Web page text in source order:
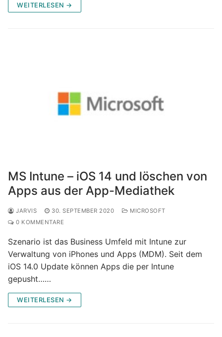
WEITERLESEN →
MS Intune – iOS 14 und löschen von
Apps aus der App-Mediathek
JARVIS 30. SEPTEMBER 2020
MICROSOFT
0 KOMMENTARE
Szenario ist das Business Umfeld mit Intune zur
Verwaltung von iPhones und Apps (MDM). Seit dem
iOS 14.0 Update können Apps die per Intune
gepusht……
WEITERLESEN →